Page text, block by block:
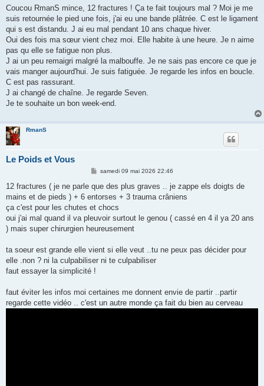
s
a
g
Coucou RmanS mince, 12 fractures ! Ça te fait toujours mal ? Moi je me
suis retournée le pied une fois, j'ai eu une bande plâtrée. C est le ligament
qui s est distandu. J ai eu mal pendant 10 ans chaque hiver.
Oui des fois ma sœur vient chez moi. Elle habite à une heure. Je n aime
pas qu elle se fatigue non plus.
J ai un peu remaigri malgré la malbouffe. Je ne sais pas encore ce que je
vais manger aujourd'hui. Je suis fatiguée. Je regarde les infos en boucle.
C est pas rassurant.
J ai changé de chaîne. Je regarde Seven.
Je te souhaite un bon week-end.
RmanS
Le Poids et Vous
M
s
a
g
samedi 09 mai 2026 22:46
12 fractures ( je ne parle que des plus graves .. je zappe els doigts de
mains et de pieds ) + 6 entorses + 3 trauma crâniens
ça c'est pour les chutes et chocs
oui j'ai mal quand il va pleuvoir surtout le genou ( cassé en 4 il ya 20 ans
) mais super chirurgien heureusement
ta soeur est grande elle vient si elle veut ..tu ne peux pas décider pour
elle .non ? ni la culpabiliser ni te culpabiliser
faut essayer la simplicité !
faut éviter les infos moi certaines me donnent envie de partir ..partir
regarde cette vidéo .. c'est un autre monde ça fait du bien au cerveau